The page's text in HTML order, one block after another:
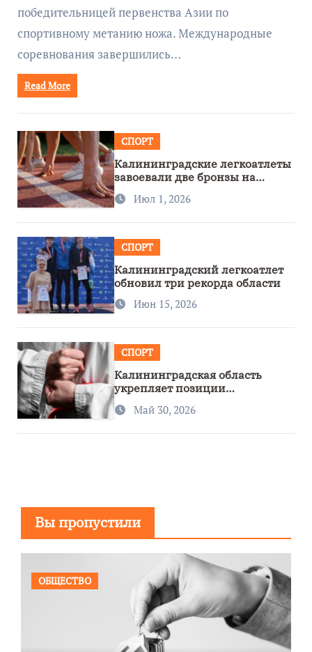
победительницей первенства Азии по
спортивному метанию ножа. Международные
соревнования завершились…
Read More
СПОРТ
Калининградские легкоатлеты
завоевали две бронзы на
первенстве России
Июл 1, 2026
СПОРТ
Калининградский легкоатлет
обновил три рекорда области
Июн 15, 2026
СПОРТ
Калининградская область
укрепляет позиции
спортивного региона
Май 30, 2026
Вы пропустили
ОБЩЕСТВО